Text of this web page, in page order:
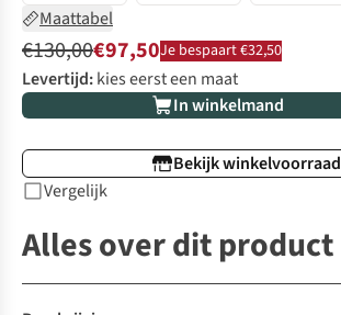
Maattabel
€130,00€97,50Je bespaart €32,50
Levertijd:kies eerst een maat
In winkelmand
Bekijk winkelvoorraad
Vergelijk
Alles over dit product